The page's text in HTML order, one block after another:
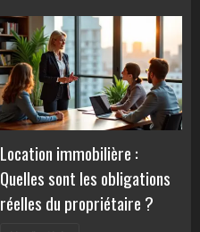
Location immobilière :
Quelles sont les obligations
réelles du propriétaire ?